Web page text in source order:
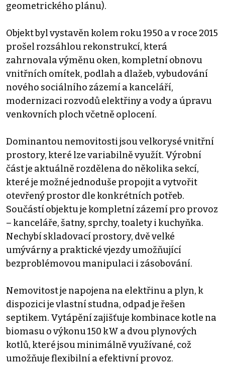
geometrického plánu).
Objekt byl vystavěn kolem roku 1950 a v roce 2015
prošel rozsáhlou rekonstrukcí, která
zahrnovala výměnu oken, kompletní obnovu
vnitřních omítek, podlah a dlažeb, vybudování
nového sociálního zázemí a kanceláří,
modernizaci rozvodů elektřiny a vody a úpravu
venkovních ploch včetně oplocení.
Dominantou nemovitosti jsou velkorysé vnitřní
prostory, které lze variabilně využít. Výrobní
část je aktuálně rozdělena do několika sekcí,
které je možné jednoduše propojit a vytvořit
otevřený prostor dle konkrétních potřeb.
Součástí objektu je kompletní zázemí pro provoz
– kanceláře, šatny, sprchy, toalety i kuchyňka.
Nechybí skladovací prostory, dvě velké
umývárny a praktické vjezdy umožňující
bezproblémovou manipulaci i zásobování.
Nemovitost je napojena na elektřinu a plyn, k
dispozici je vlastní studna, odpad je řešen
septikem. Vytápění zajišťuje kombinace kotle na
biomasu o výkonu 150 kW a dvou plynových
kotlů, které jsou minimálně využívané, což
umožňuje flexibilní a efektivní provoz.